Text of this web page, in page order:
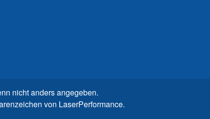
nicht anders angegeben.
von LaserPerformance.